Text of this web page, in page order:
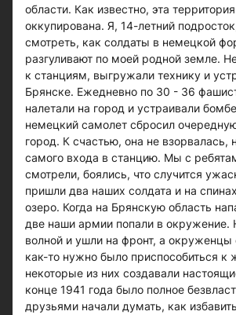
области. Как известно, эта
оккупирована. Я, 14-летний
смотреть, как солдаты в немецкой
разгуливают по моей родной земле.
к станциям, выгружали технику и
Брянске. Ежедневно по 30 - 36
налетали на город и устраивали
немецкий самолет сбросил
город. К счастью, она не взорвалась,
самого входа в станцию. Мы с
смотрели, боялись, что случится
пришли два наших солдата и на
озеро. Когда на Брянскую область
две наши армии попали в
волной и ушли на фронт, а окруженцы
как-то нужно было приспособиться к
некоторые из них создавали
конце 1941 года было полное
друзьями начали думать, как